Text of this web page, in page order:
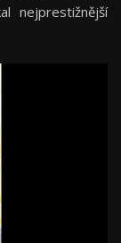
nejprestižnější